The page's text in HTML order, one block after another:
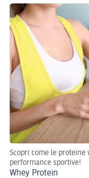
Scopri come le
performance sportive!
Whey Protein